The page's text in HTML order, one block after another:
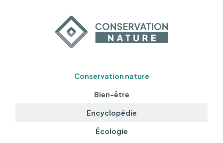
Conservation nature
Bien-être
Encyclopédie
Écologie